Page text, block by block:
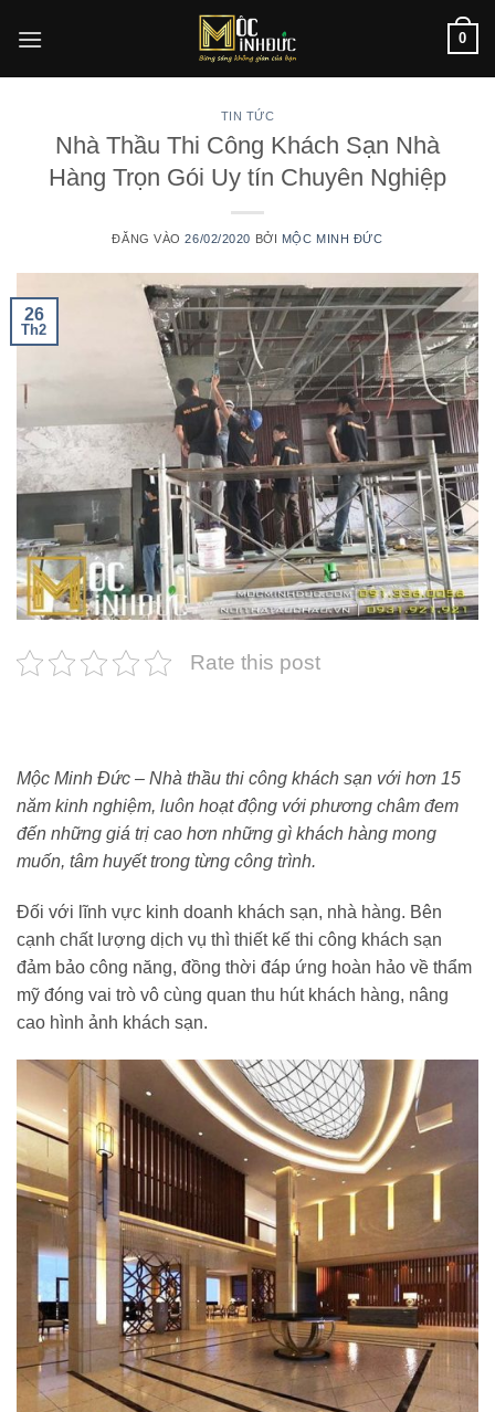
qua
0
TIN TỨC
Nhà Thầu Thi Công Khách Sạn Nhà
Hàng Trọn Gói Uy tín Chuyên Nghiệp
ĐĂNG VÀO26/02/2020 BỞI MỘC MINH ĐỨC
26
Th2
Rate this post
Mộc Minh Đức – Nhà thầu thi công khách sạn với hơn 15
năm kinh nghiệm, luôn hoạt động với phương châm đem
đến những giá trị cao hơn những gì khách hàng mong
muốn, tâm huyết trong từng công trình.
Đối với lĩnh vực kinh doanh khách sạn, nhà hàng. Bên
cạnh chất lượng dịch vụ thì thiết kế thi công khách sạn
đảm bảo công năng, đồng thời đáp ứng hoàn hảo về thẩm
mỹ đóng vai trò vô cùng quan thu hút khách hàng, nâng
cao hình ảnh khách sạn.